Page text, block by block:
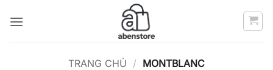
qua
TRANG CHỦ / MONTBLANC